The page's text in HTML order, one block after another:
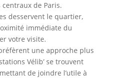
de Paris.
desservent le quartier,
immédiate du
votre visite.
une approche plus
Vélib’ se trouvent
de joindre l’utile à